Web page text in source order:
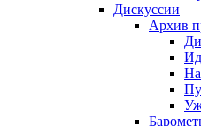
Дискуссии
Архив